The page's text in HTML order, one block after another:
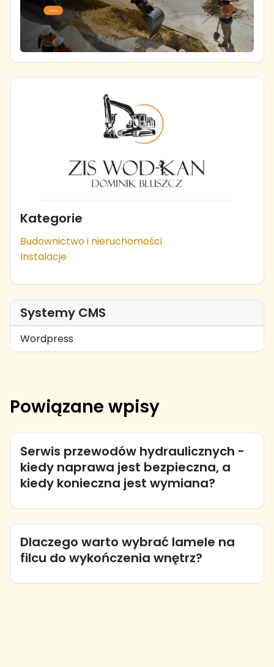
Kategorie
Budownictwo i nieruchomości
Instalacje
Systemy CMS
Wordpress
Powiązane wpisy
Serwis przewodów hydraulicznych -
kiedy naprawa jest bezpieczna, a
kiedy konieczna jest wymiana?
Dlaczego warto wybrać lamele na
filcu do wykończenia wnętrz?